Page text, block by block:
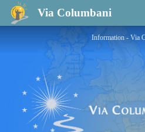
Via Columbani
Maison du Tourisme les Portes de la
Information - Via